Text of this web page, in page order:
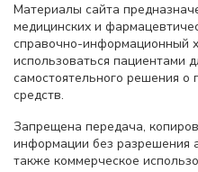
Материалы сайта
медицинских и
справочно-информационный
использоваться пациентами
самостоятельного решения о
средств.
Запрещена передача,
информации без разрешения
также коммерческое